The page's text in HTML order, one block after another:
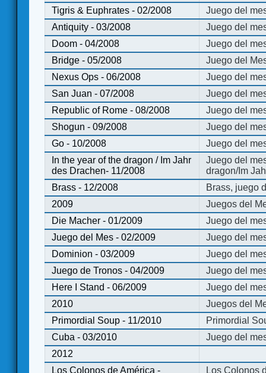
Tigris & Euphrates - 02/2008
Juego del
Antiquity - 03/2008
Juego del
Doom - 04/2008
Juego del
Bridge - 05/2008
Juego del
Nexus Ops - 06/2008
Juego del
San Juan - 07/2008
Juego del
Republic of Rome - 08/2008
Juego del
Shogun - 09/2008
Juego del
Go - 10/2008
Juego del
In the year of the dragon / Im Jahr
des Drachen- 11/2008
Juego del
dragon/Im
Brass - 12/2008
Brass, juego
2009
Juegos del
Die Macher - 01/2009
Juego del
Juego del Mes - 02/2009
Juego del
Dominion - 03/2009
Juego del
Juego de Tronos - 04/2009
Juego del
Here I Stand - 06/2009
Juego del
2010
Juegos del
Primordial Soup - 11/2010
Primordial
Cuba - 03/2010
Juego del
2012
Los Colonos de América -
Los Colonos